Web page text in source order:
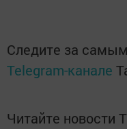
Следите за
Telegram-канале
Читайте новости